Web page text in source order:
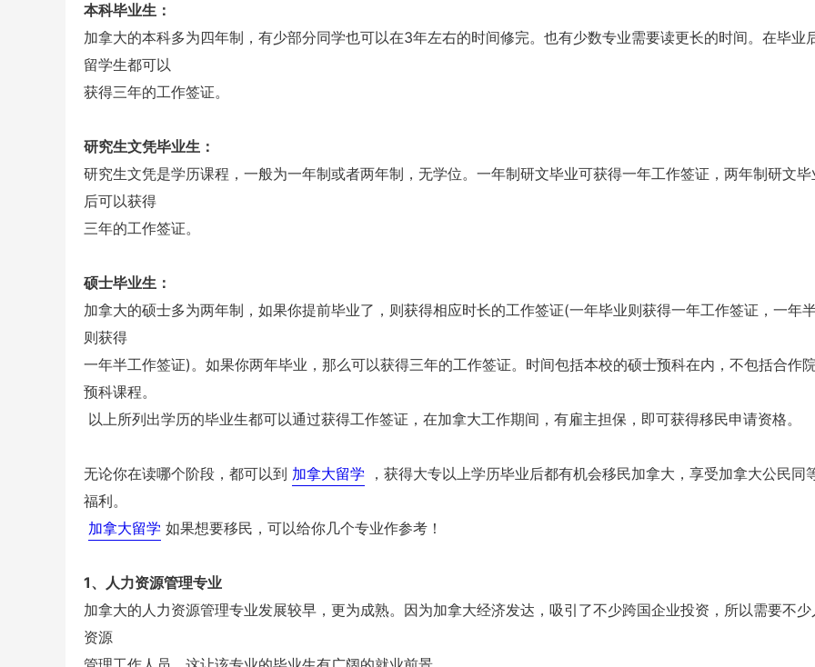
本科毕业生：
加拿大的本科多为四年制，有少部分同学也可以在3年左右的时间修完。也有少数专业需要读更长的时间。在毕业
留学生都可以
获得三年的工作签证。
研究生文凭毕业生：
研究生文凭是学历课程，一般为一年制或者两年制，无学位。一年制研文毕业可获得一年工作签证，两年制研文毕
后可以获得
三年的工作签证。
硕士毕业生：
加拿大的硕士多为两年制，如果你提前毕业了，则获得相应时长的工作签证(一年毕业则获得一年工作签证，一年
则获得
一年半工作签证)。如果你两年毕业，那么可以获得三年的工作签证。时间包括本校的硕士预科在内，不包括合作
预科课程。
以上所列出学历的毕业生都可以通过获得工作签证，在加拿大工作期间，有雇主担保，即可获得移民申请资格。
无论你在读哪个阶段，都可以到 加拿大留学
，获得大专以上学历毕业后都有机会移民加拿大，享受加拿大公民同
福利。
加拿大留学 如果想要移民，可以给你几个专业作参考！
1、人力资源管理专业
加拿大的人力资源管理专业发展较早，更为成熟。因为加拿大经济发达，吸引了不少跨国企业投资，所以需要不少
资源